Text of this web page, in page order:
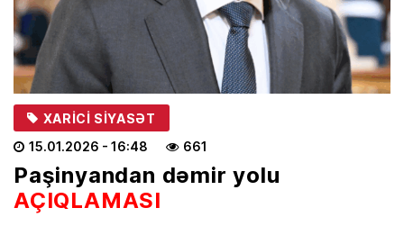
XARICI SIYASƏT
15.01.2026 - 16:48 661
Paşinyandan dəmir yolu
AÇIQLAMASI